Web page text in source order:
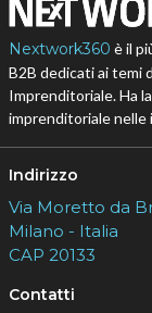
Nextwork360 è il
B2B dedicati ai temi
Imprenditoriale. Ha
imprenditoriale nelle
Indirizzo
Via Moretto da
Milano - Italia
CAP 20133
Contatti